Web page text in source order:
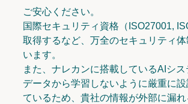
ご安心ください。
国際セキュリティ資格（ISO27001,
取得するなど、万全のセキュリティ
います。
また、ナレカンに搭載しているAIシ
データから学習しないように厳重に
ているため、貴社の情報が外部に漏